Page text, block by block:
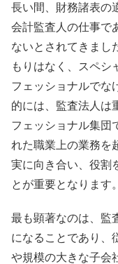
長い間、財務諸表の
会計監査人の仕事で
ないとされてきまし
もりはなく、スペシ
フェッショナルでな
的には、監査法人は
フェッショナル集団
れた職業上の業務を
実に向き合い、役割
とが重要となります。
最も顕著なのは、監
になることであり、
や規模の大きな子会